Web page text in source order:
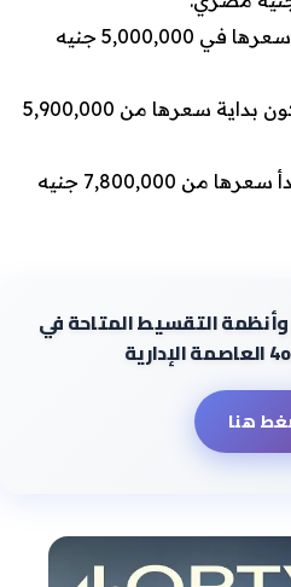
شقق بغرفتين نوم: يبلغ سعرها في 5,000,000 جنيه
شقق بثلاث غرف نوم: يكون بداية سعرها من 5,900,000
شقق بأربع غرفة نوم: يبدأ سعرها من 7,800,000 جنيه
التقسيط المتاحة في
هنا